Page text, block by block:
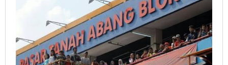
Parkir
dan
Rusun